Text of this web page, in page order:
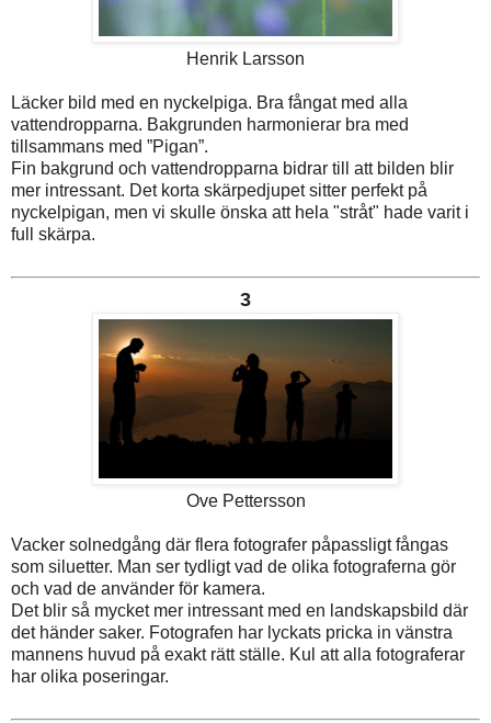
Henrik Larsson
Läcker bild med en nyckelpiga. Bra fångat med alla
vattendropparna. Bakgrunden harmonierar bra med
tillsammans med ”Pigan”.
Fin bakgrund och vattendropparna bidrar till att bilden blir
mer intressant. Det korta skärpedjupet sitter perfekt på
nyckelpigan, men vi skulle önska att hela "stråt" hade varit i
full skärpa.
3
Ove Pettersson
Vacker solnedgång där flera fotografer påpassligt fångas
som siluetter. Man ser tydligt vad de olika fotograferna gör
och vad de använder för kamera.
Det blir så mycket mer intressant med en landskapsbild där
det händer saker. Fotografen har lyckats pricka in vänstra
mannens huvud på exakt rätt ställe. Kul att alla fotograferar
har olika poseringar.